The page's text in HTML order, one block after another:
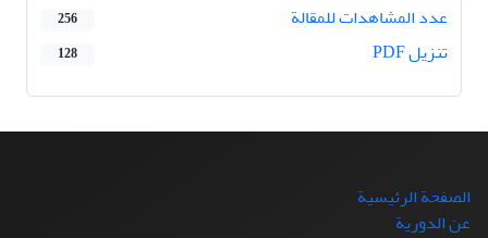
عدد المشاهدات للمقالة
256
تنزیل PDF 128
الصفحة الرئيسية
عن الدورية